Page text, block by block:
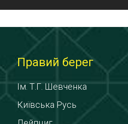
Правий берег
Ім. Т.Г. Шевченка
Київська Русь